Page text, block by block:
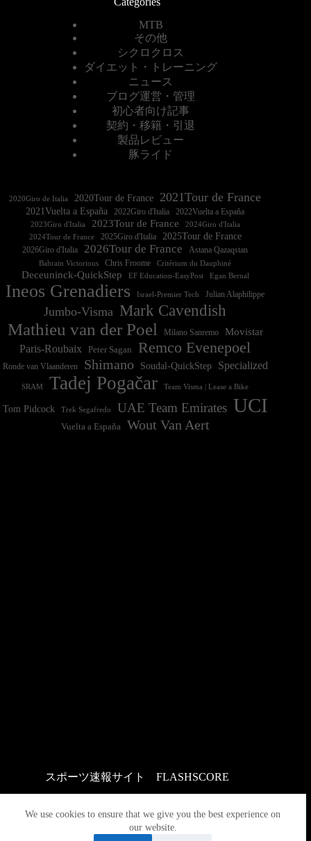
We use cookies to ensure that we give you the best experience on
our website.
MTB
その他
シクロクロス
ダイエット・トレーニング
ニュース
ブログ運営・管理
初心者向け記事
契約・移籍・引退
製品レビュー
豚ライド
2020Giro de Italia 2020Tour de France 2021Tour de France
2021Vuelta a España 2022Vuelta a España
2023Giro d'Italia 2023Tour de France
2024Tour de France
2025Giro d'Italia 2025Tour de France
2026Giro d'Italia 2026Tour de France Astana Qazaqstan
Bahrain Victorious Chris Froome Critérium du Dauphiné
Deceuninck-QuickStep EF Education-EasyPost Egan Bernal
Ineos Grenadiers Israel-Premier Tech Julian Alaphilippe
Jumbo-Visma Mark Cavendish
Mathieu van der Poel Milano Sanremo
Movistar
Paris-Roubaix
Peter Sagan Remco Evenepoel
Ronde van Vlaanderen Shimano Soudal-QuickStep Specialized
SRAM Tadej Pogačar Team Visma | Lease a Bike
Tom Pidcock Trek Segafredo UAE Team Emirates UCI
Vuelta a España Wout Van Aert
スポーツ速報サイト FLASHSCORE